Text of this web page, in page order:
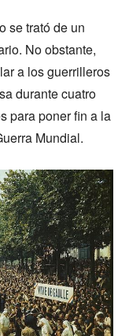
se trató de un
No obstante,
a los guerrilleros
durante cuatro
para poner fin a la
Mundial.